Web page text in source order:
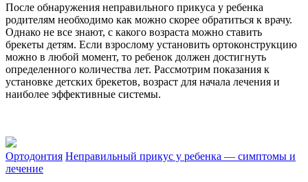
После обнаружения неправильного прикуса у ребенка
родителям необходимо как можно скорее обратиться к врачу.
Однако не все знают, с какого возраста можно ставить
брекеты детям. Если взрослому установить ортоконструкцию
можно в любой момент, то ребенок должен достигнуть
определенного количества лет. Рассмотрим показания к
установке детских брекетов, возраст для начала лечения и
наиболее эффективные системы.
Ортодонтия Неправильный прикус у ребенка — симптомы и
лечение